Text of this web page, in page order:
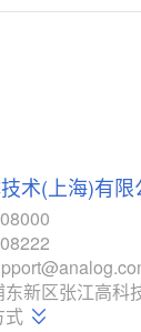
法-ST)
-Toshiba)
术(上海)有限
新区张江高科
式